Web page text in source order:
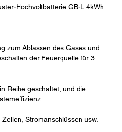
Hochvoltbatterie GB-L 4kWh
zum Ablassen des Gases und
der Feuerquelle für 3
Reihe geschaltet, und die
Stromanschlüssen usw.